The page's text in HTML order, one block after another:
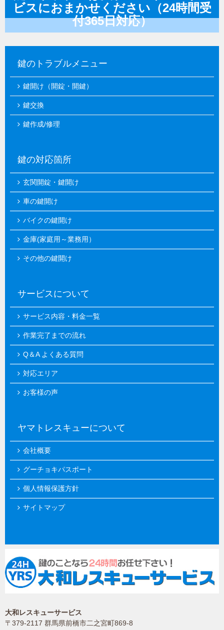
ビスにおまかせください（24時間受
付365日対応）
鍵のトラブルメニュー
鍵開け（開錠・開鍵）
鍵交換
鍵作成/修理
鍵の対応箇所
玄関開錠・鍵開け
車の鍵開け
バイクの鍵開け
金庫(家庭用～業務用）
その他の鍵開け
サービスについて
サービス内容・料金一覧
作業完了までの流れ
Q＆A よくある質問
対応エリア
お客様の声
ヤマトレスキューについて
会社概要
グーチョキパスポート
個人情報保護方針
サイトマップ
大和レスキューサービス
〒379-2117 群馬県前橋市二之宮町869-8